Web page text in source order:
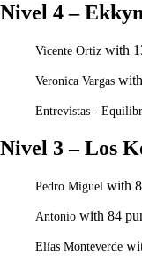
Nivel 4 –
Vicente Ortiz with
Veronica Vargas
Entrevistas -
Nivel 3 – Los
Pedro Miguel with
Antonio with 84
Elías Monteverde